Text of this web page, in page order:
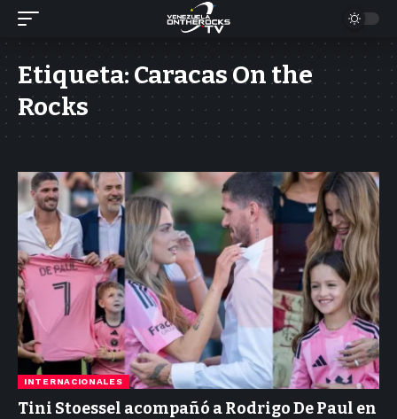
Etiqueta: Caracas On the
Rocks
INTERNACIONALES
Tini Stoessel acompañó a Rodrigo De Paul en